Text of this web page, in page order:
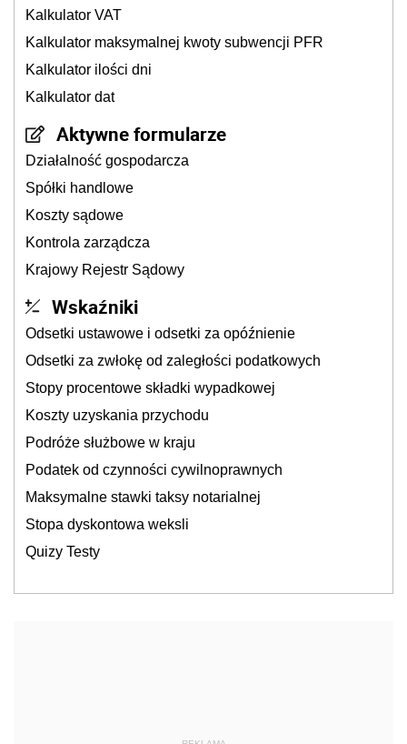
Kalkulator VAT
Kalkulator maksymalnej kwoty subwencji PFR
Kalkulator ilości dni
Kalkulator dat
Aktywne formularze
Działalność gospodarcza
Spółki handlowe
Koszty sądowe
Kontrola zarządcza
Krajowy Rejestr Sądowy
Wskaźniki
Odsetki ustawowe i odsetki za opóźnienie
Odsetki za zwłokę od zaległości podatkowych
Stopy procentowe składki wypadkowej
Koszty uzyskania przychodu
Podróże służbowe w kraju
Podatek od czynności cywilnoprawnych
Maksymalne stawki taksy notarialnej
Stopa dyskontowa weksli
Quizy Testy